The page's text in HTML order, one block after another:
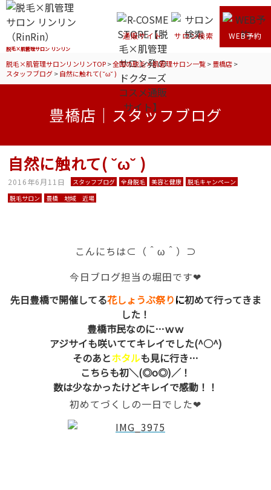
脱毛×肌管理サロン リンリン
通販サイト サロン検索 WEB予約
脱毛×肌管理サロンリンリンTOP>全国の脱毛×肌管理サロン一覧>豊橋店>
スタッフブログ>自然に触れて( ˘ω˘ )
豊橋店｜スタッフブログ
自然に触れて( ˘ω˘ )
2016年6月11日 スタッフブログ 全身脱毛 美容と健康
脱毛キャンペーン
脱毛サロン
豊橋 地域 近場
こんにちは⊂（＾ω＾）⊃
今日ブログ担当の堀田です❤
先日豊橋で開催してる花しょうぶ祭りに初めて行ってきま
した！
豊橋市民なのに…ｗｗ
アジサイも咲いててキレイでした(^○^)
そのあとホタルも見に行き…
こちらも初＼(◎o◎)／！
数は少なかったけどキレイで感動！！
初めてづくしの一日でした❤